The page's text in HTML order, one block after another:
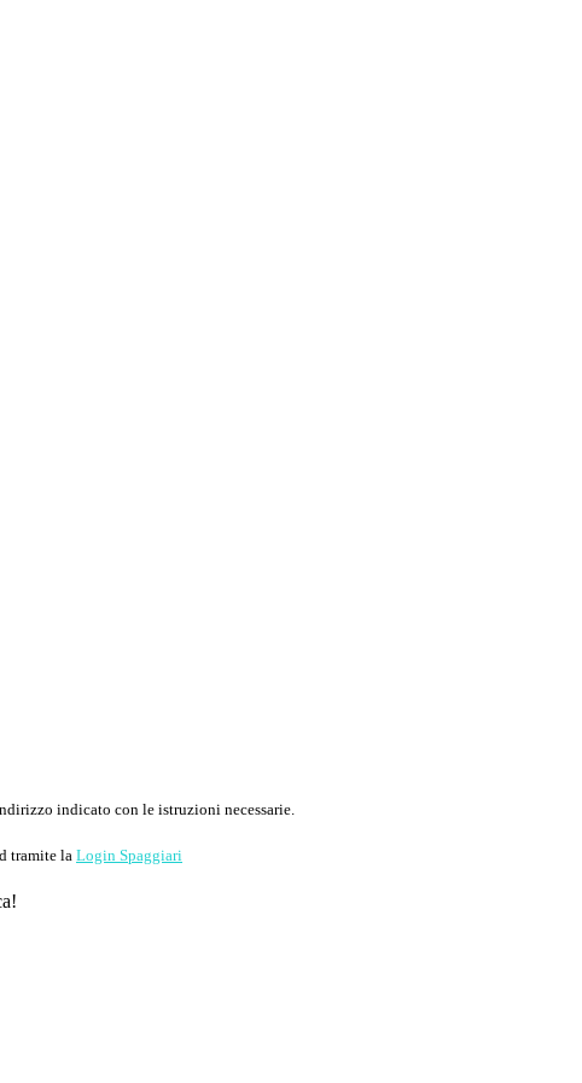
indicato con le istruzioni necessarie.
tramite la Login Spaggiari